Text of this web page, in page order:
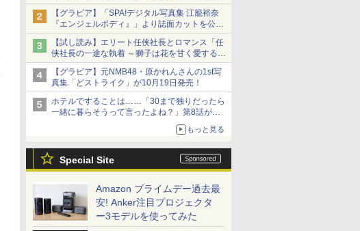
るランジェリーカットなど新たな挑戦
【グラビア】「SPA!デジタル写真集 江籠裕奈
『エンジェルボディ』」より誌面カットを公
開！
【試し読み】エリート任侠社長とロマンス「任
侠社長の一途な執着 ～獅子は花を甘く愛する
～」をメチャコミで先行配信開始
【グラビア】元NMB48・原かれんさんの1st写
真集「どストライク」が10月19日発売！
ホテルですることは……「30まで独りだったら
一緒に暮らそうって言ったよね？」第8話が無
もっと見る
Special Site
Amazon プライムデー過去最
安! Anker注目プロジェクタ
ー3モデルを使ってみた